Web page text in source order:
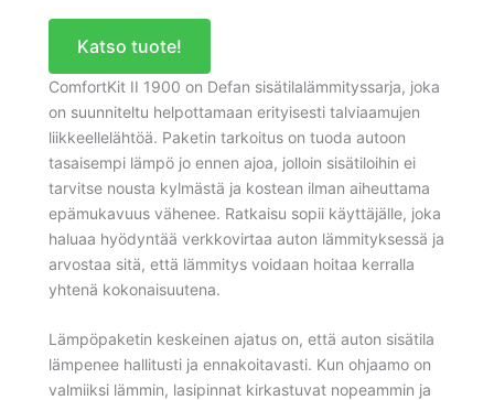
Katso tuote!
ComfortKit II 1900 on Defan sisätilalämmityssarja, joka
on suunniteltu helpottamaan erityisesti talviaamujen
liikkeellelähtöä. Paketin tarkoitus on tuoda autoon
tasaisempi lämpö jo ennen ajoa, jolloin sisätiloihin ei
tarvitse nousta kylmästä ja kostean ilman aiheuttama
epämukavuus vähenee. Ratkaisu sopii käyttäjälle, joka
haluaa hyödyntää verkkovirtaa auton lämmityksessä ja
arvostaa sitä, että lämmitys voidaan hoitaa kerralla
yhtenä kokonaisuutena.
Lämpöpaketin keskeinen ajatus on, että auton sisätila
lämpenee hallitusti ja ennakoitavasti. Kun ohjaamo on
valmiiksi lämmin, lasipinnat kirkastuvat nopeammin ja